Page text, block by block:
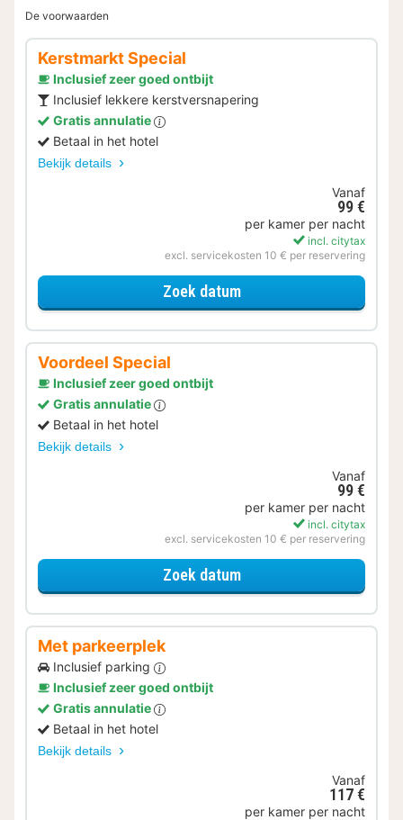
De voorwaarden
Kerstmarkt Special
Inclusief zeer goed ontbijt
Inclusief lekkere kerstversnapering
Gratis annulatie
Betaal in het hotel
Bekijk details
Vanaf
99 €
per kamer per nacht
incl. citytax
excl. servicekosten 10 € per reservering
Zoek datumvoor Kerstmarkt Special
Voordeel Special
Inclusief zeer goed ontbijt
Gratis annulatie
Betaal in het hotel
Bekijk details
Vanaf
99 €
per kamer per nacht
incl. citytax
excl. servicekosten 10 € per reservering
Zoek datumvoor Voordeel Special
Met parkeerplek
Inclusief parking
Inclusief zeer goed ontbijt
Gratis annulatie
Betaal in het hotel
Bekijk details
Vanaf
117 €
per kamer per nacht